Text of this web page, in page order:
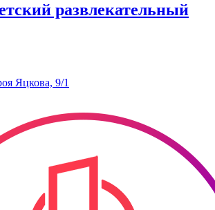
развлекательный
Яцкова, 9/1